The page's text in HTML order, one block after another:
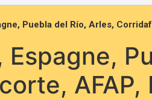
Puebla del Río, Arles,